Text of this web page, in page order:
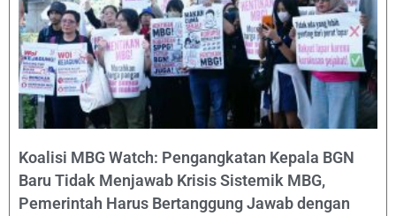
Koalisi MBG Watch: Pengangkatan Kepala BGN
Baru Tidak Menjawab Krisis Sistemik MBG,
Pemerintah Harus Bertanggung Jawab dengan